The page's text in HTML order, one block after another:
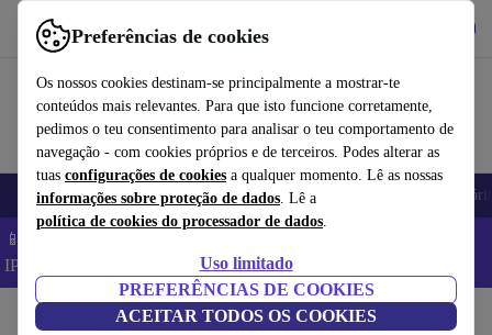
Preferências de cookies
Os nossos cookies destinam-se principalmente a mostrar-te
conteúdos mais relevantes. Para que isto funcione corretamente,
pedimos o teu consentimento para analisar o teu comportamento de
navegação - com cookies próprios e de terceiros. Podes alterar as
tuas configurações de cookies a qualquer momento. Lê as nossas
informações sobre proteção de dados. Lê a
política de cookies do processador de dados.
Uso limitado
PREFERÊNCIAS DE COOKIES
ACEITAR TODOS OS COOKIES
Use o refurbed de forma rápida e fácil
Telemóveis Computadores Portáteis Tablets
📱 Poupa 5% EXTRA em todos os iPhones – Código:
IPHONEDEAL –
Início Telemóveis e smartphones Telemóveis Honor